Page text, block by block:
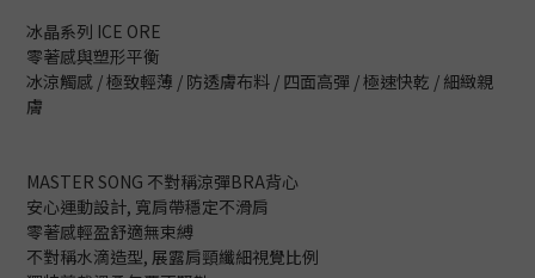
冰晶系列 ICE ORE
零著感與塑形平衡
冰涼觸感 / 極致輕薄 / 防透膚布料 / 四面高彈 / 極速快乾 / 細緻親
膚
MASTER SONG 不對稱涼彈BRA背心
安心運動設計, 寬肩帶穩定不滑肩
零著感輕盈舒適無束縛
不對稱水滴造型, 展露肩頸纖細視覺比例